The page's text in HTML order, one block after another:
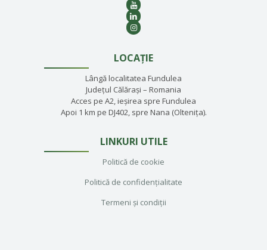
LOCAȚIE
Lângă localitatea Fundulea
Județul Călărași – Romania
Acces pe A2, ieșirea spre Fundulea
Apoi 1 km pe DJ402, spre Nana (Oltenița).
LINKURI UTILE
Politică de cookie
Politică de confidențialitate
Termeni și condiții